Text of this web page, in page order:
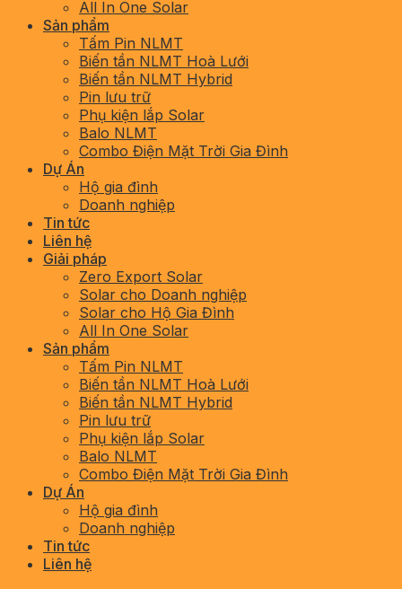
All In One Solar
Sản phẩm
Tấm Pin NLMT
Biến tần NLMT Hoà Lưới
Biến tần NLMT Hybrid
Pin lưu trữ
Phụ kiện lắp Solar
Balo NLMT
Combo Điện Mặt Trời Gia Đình
Dự Án
Hộ gia đình
Doanh nghiệp
Tin tức
Liên hệ
Giải pháp
Zero Export Solar
Solar cho Doanh nghiệp
Solar cho Hộ Gia Đình
All In One Solar
Sản phẩm
Tấm Pin NLMT
Biến tần NLMT Hoà Lưới
Biến tần NLMT Hybrid
Pin lưu trữ
Phụ kiện lắp Solar
Balo NLMT
Combo Điện Mặt Trời Gia Đình
Dự Án
Hộ gia đình
Doanh nghiệp
Tin tức
Liên hệ